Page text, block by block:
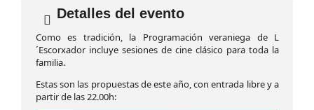
Detalles del evento
Como es tradición, la Programación veraniega de L
´Escorxador incluye sesiones de cine clásico para toda la
familia.
Estas son las propuestas de este año, con entrada libre y a
partir de las 22.00h: